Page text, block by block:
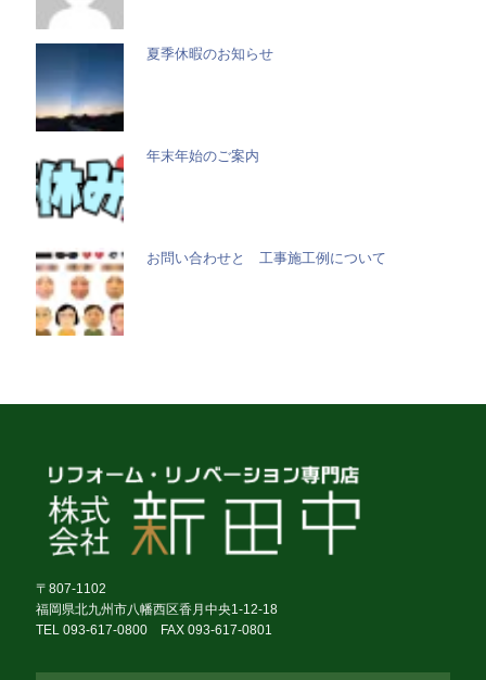
夏季休暇のお知らせ
年末年始のご案内
お問い合わせと 工事施工例について
〒807-1102
福岡県北九州市八幡西区香月中央1-12-18
TEL 093-617-0800 FAX 093-617-0801